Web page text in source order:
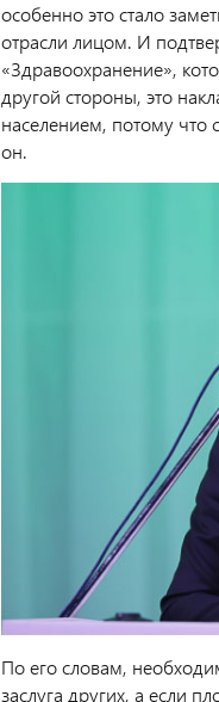
особенно это стало
отрасли лицом. И
«Здравоохранение»,
другой стороны, это
населением, потому что
он.
По его словам,
заслуга других, а если